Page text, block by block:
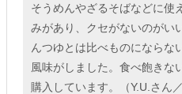
そうめんやざるそばなどに使
みがあり、クセがないのがい
んつゆとは比べものにならな
風味がしました。食べ飽きな
購入しています。（Y.U.さん